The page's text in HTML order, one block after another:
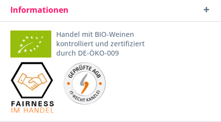
Informationen
Handel mit BIO-Weinen
kontrolliert und zertifiziert
durch DE-ÖKO-009